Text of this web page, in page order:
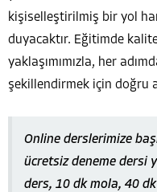
kişiselleştirilmiş bir yol
duyacaktır. Eğitimde
yaklaşımımızla, her
şekillendirmek için doğru
Online derslerimize
ücretsiz deneme dersi
ders, 10 dk mola, 40